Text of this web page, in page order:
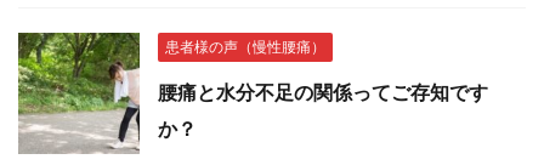
患者様の声（慢性腰痛）
腰痛と水分不足の関係ってご存知です
か？